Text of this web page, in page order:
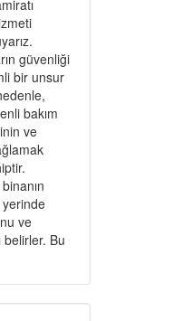
güvenliği
bir unsur
bakım
ve
yerinde
ve
belirler. Bu